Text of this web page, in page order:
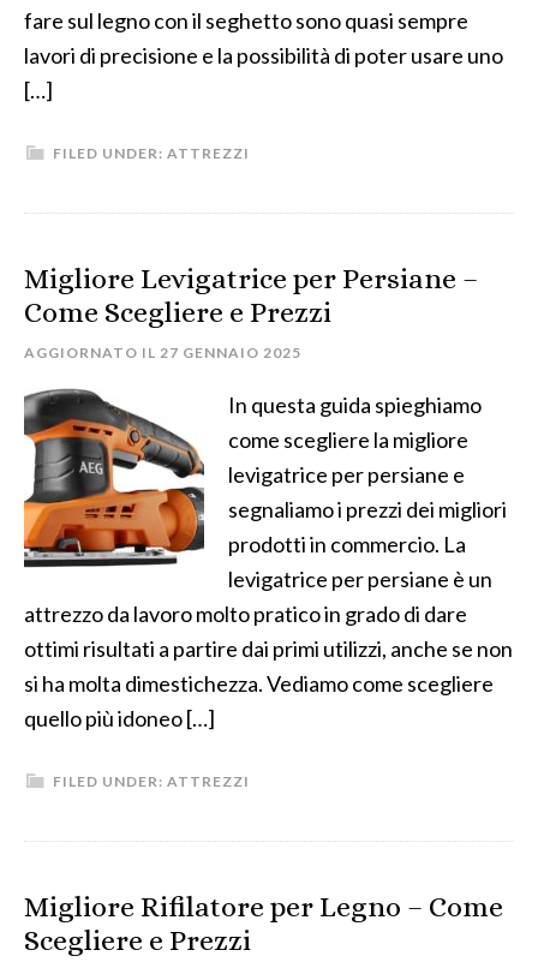
fare sul legno con il seghetto sono quasi sempre
lavori di precisione e la possibilità di poter usare uno
[…]
FILED UNDER: ATTREZZI
Migliore Levigatrice per Persiane –
Come Scegliere e Prezzi
AGGIORNATO IL 27 GENNAIO 2025
In questa guida spieghiamo
come scegliere la migliore
levigatrice per persiane e
segnaliamo i prezzi dei migliori
prodotti in commercio. La
levigatrice per persiane è un
attrezzo da lavoro molto pratico in grado di dare
ottimi risultati a partire dai primi utilizzi, anche se non
si ha molta dimestichezza. Vediamo come scegliere
quello più idoneo […]
FILED UNDER: ATTREZZI
Migliore Rifilatore per Legno – Come
Scegliere e Prezzi